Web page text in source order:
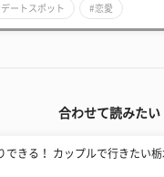
ートスポット #恋愛
合わせて読みたい
できる！ カップルで行きたい